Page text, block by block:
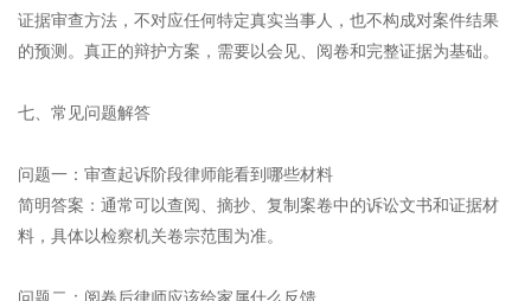
证据审查方法，不对应任何特定真实当事人，也不构成对案件结果
的预测。真正的辩护方案，需要以会见、阅卷和完整证据为基础。
七、常见问题解答
问题一：审查起诉阶段律师能看到哪些材料
简明答案：通常可以查阅、摘抄、复制案卷中的诉讼文书和证据材
料，具体以检察机关卷宗范围为准。
问题二：阅卷后律师应该给家属什么反馈